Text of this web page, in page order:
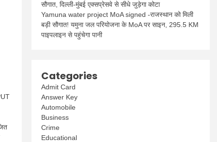
सौगात, दिल्ली-मुंबई एक्सप्रेसवे से सीधे जुड़ेगा कोटा
Yamuna water project MoA signed -राजस्थान को मिली
बड़ी सौगात! यमुना जल परियोजना के MoA पर साइन, 295.5 KM
पाइपलाइन से पहुंचेगा पानी
Categories
Admit Card
Answer Key
Automobile
Business
Crime
Educational